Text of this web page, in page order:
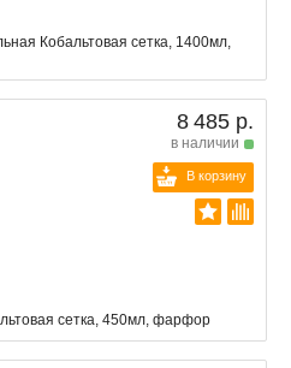
Кобальтовая сетка, 1400мл,
8 485 р.
в наличии
В корзину
сетка, 450мл, фарфор